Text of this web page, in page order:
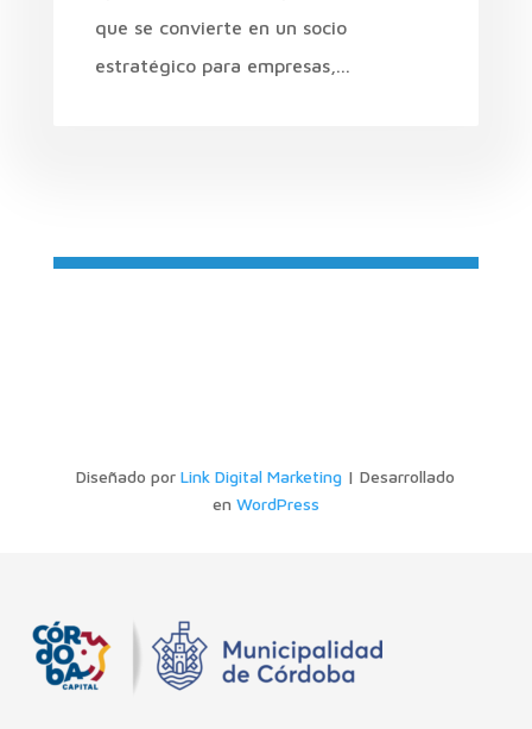
que se convierte en un socio
estratégico para empresas,...
Diseñado porLink Digital Marketing | Desarrollado
en WordPress